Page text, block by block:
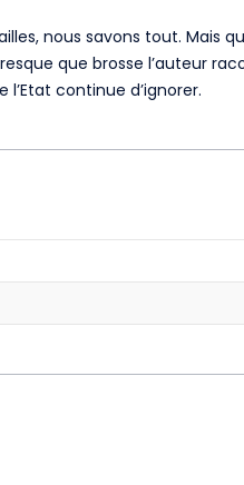
nous savons tout. Mais
que brosse l’auteur
l’Etat continue d’ignorer.